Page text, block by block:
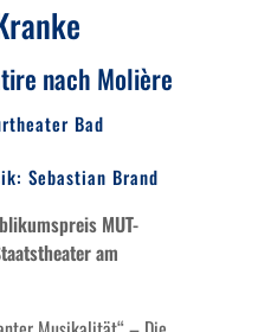
nach Molière
Bad
Sebastian Brand
MUT-
am